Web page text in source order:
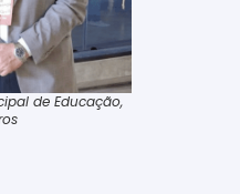
de Educação,